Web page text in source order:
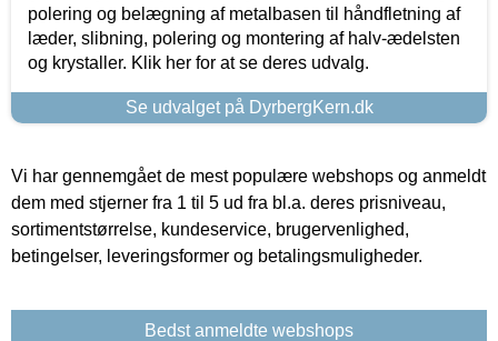
polering og belægning af metalbasen til håndfletning af
læder, slibning, polering og montering af halv-ædelsten
og krystaller. Klik her for at se deres udvalg.
Se udvalget på DyrbergKern.dk
Vi har gennemgået de mest populære webshops og anmeldt
dem med stjerner fra 1 til 5 ud fra bl.a. deres prisniveau,
sortimentstørrelse, kundeservice, brugervenlighed,
betingelser, leveringsformer og betalingsmuligheder.
Bedst anmeldte webshops